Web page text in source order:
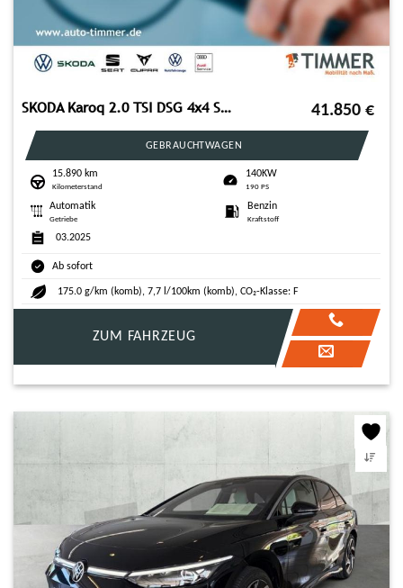
SKODA Karoq 2.0 TSI DSG 4x4 SPORTLINE +AHK +PANO +MATR 41.850 €
GEBRAUCHTWAGEN
15.890 km
Kilometerstand
140KW
190 PS
Automatik
Getriebe
Benzin
Kraftstoff
03.2025
Ab sofort
175.0 g/km (komb), 7,7 l/100km (komb), CO₂-Klasse: F
ZUM FAHRZEUG